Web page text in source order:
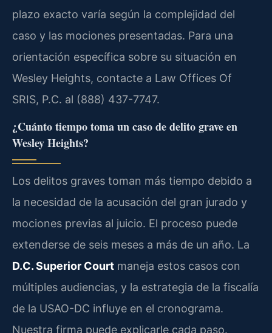
plazo exacto varía según la complejidad del
caso y las mociones presentadas. Para una
orientación específica sobre su situación en
Wesley Heights, contacte a Law Offices Of
SRIS, P.C. al (888) 437-7747.
¿Cuánto tiempo toma un caso de delito grave en
Wesley Heights?
Los delitos graves toman más tiempo debido a
la necesidad de la acusación del gran jurado y
mociones previas al juicio. El proceso puede
extenderse de seis meses a más de un año. La
D.C. Superior Court maneja estos casos con
múltiples audiencias, y la estrategia de la fiscalía
de la USAO-DC influye en el cronograma.
Nuestra firma puede explicarle cada paso.